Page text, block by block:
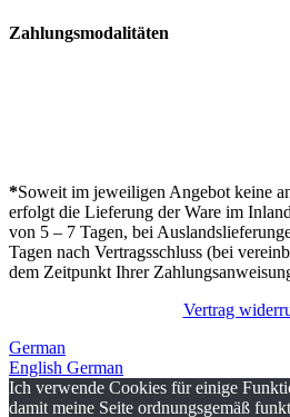
Zahlungsmodalitäten
*Soweit im jeweiligen Angebot keine
erfolgt die Lieferung der Ware im
von 5 – 7 Tagen, bei
Tagen nach Vertragsschluss (bei
dem Zeitpunkt Ihrer
Vertrag
German
English German
Ich verwende Cookies für einige
damit meine Seite ordnungsgemäß